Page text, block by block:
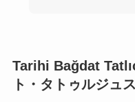
Tarihi Bağdat
ト・タトゥルジュス